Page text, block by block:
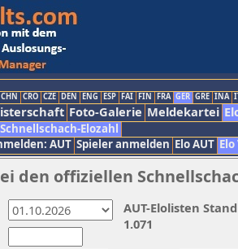
CHN CRO CZE DEN ENG ESP FAI FIN FRA GER GRE INA
Foto-Galerie Meldekartei
Schnellschach-Elozahl
AUT Spieler anmelden Elo AUT
den offiziellen
AUT-Elolisten
1.071